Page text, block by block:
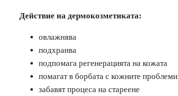
Действие на дермокозметиката:
овлажнява
подхранва
подпомага регенерацията на кожата
помагат в борбата с кожните проблеми
забавят процеса на стареене